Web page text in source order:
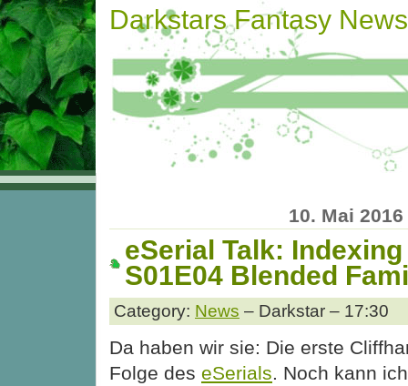
Darkstars Fantasy News
10. Mai 2016
eSerial Talk: Indexing
S01E04 Blended
Category: News – Darkstar – 17:30
Da haben wir sie: Die erste
Folge des eSerials. Noch kann